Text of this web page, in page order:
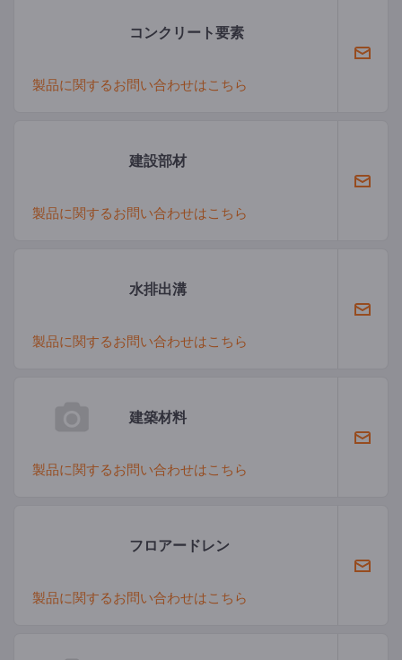
コンクリート要素
製品に関するお問い合わせはこちら
建設部材
製品に関するお問い合わせはこちら
水排出溝
製品に関するお問い合わせはこちら
建築材料
製品に関するお問い合わせはこちら
フロアードレン
製品に関するお問い合わせはこちら